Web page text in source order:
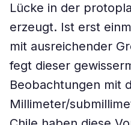
Lücke in der
erzeugt. Ist erst
mit ausreichender
fegt dieser
Beobachtungen mit
Millimeter/